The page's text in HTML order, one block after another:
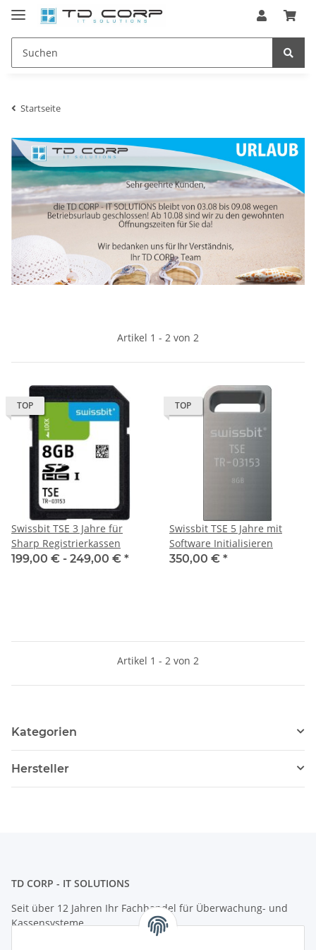
Startseite
Artikel 1 - 2 von 2
TOP
Swissbit TSE 3 Jahre für
Sharp Registrierkassen
199,00 € - 249,00 € *
TOP
Swissbit TSE 5 Jahre mit
Software Initialisieren
350,00 € *
Artikel 1 - 2 von 2
Kategorien
Hersteller
TD CORP - IT SOLUTIONS
Seit über 12 Jahren Ihr Fachhandel für Überwachung- und
Kassensysteme